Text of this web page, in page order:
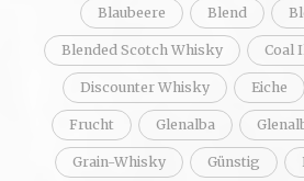
Blaubeere Blend
Blended Scotch Whisky Coal
Discounter Whisky Eiche
Frucht Glenalba
Grain-Whisky Günstig